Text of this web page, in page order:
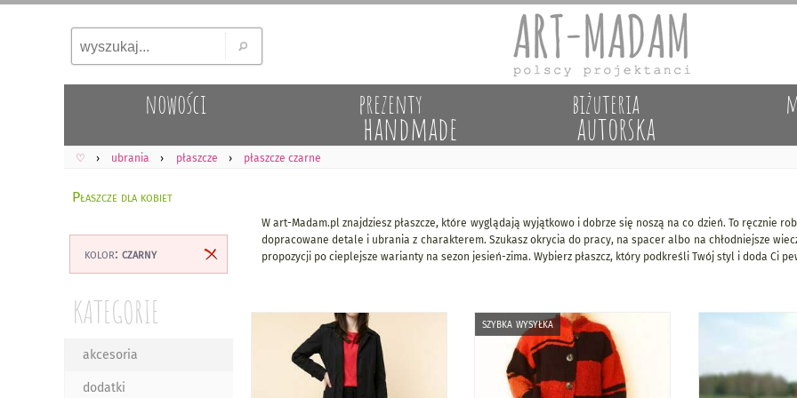
nowości prezenty
handmade
biżuteria
autorska
♡ ubrania płaszcze płaszcze czarne
Płaszcze dla kobiet
kolor: czarny
KATEGORIE
akcesoria
dodatki
W art-Madam.pl znajdziesz płaszcze, które wyglądają wyjątkowo i dobrze się noszą na co dzień. To ręcznie
dopracowane detale i ubrania z charakterem. Szukasz okrycia do pracy, na spacer albo na chłodniejsze
propozycji po cieplejsze warianty na sezon jesień-zima. Wybierz płaszcz, który podkreśli Twój styl i doda Ci
szybka wysyłka